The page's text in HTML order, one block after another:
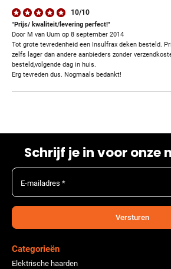
10/10
"Prijs/ kwaliteit/levering perfect!"
Door M van Uum op 8 september 2014
Tot grote tevredenheid een Insulfrax deken besteld.
zelfs lager dan andere aanbieders zonder
besteld,volgende dag in huis.
Erg tevreden dus. Nogmaals bedankt!
Schrijf je in voor onze
E-mailadres *
Versturen
Categorieën
Elektrische haarden